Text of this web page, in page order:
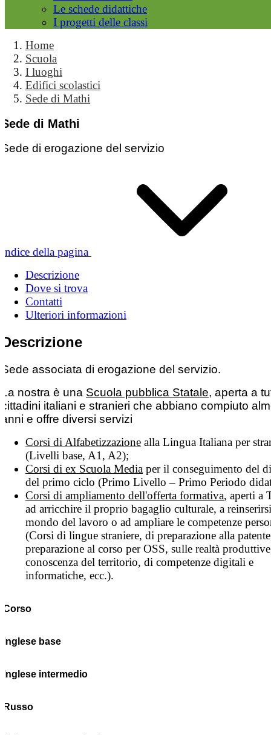
Le schede didattiche
I progetti delle classi
Home
Scuola
I luoghi
Edifici scolastici
Sede di Mathi
Sede di Mathi
Sede di erogazione del servizio
Indice della pagina
Descrizione
Dove si trova
Contatti
Ulteriori informazioni
Descrizione
Sede associata di erogazione del servizio.
La nostra è una Scuola pubblica Statale, aperta a
cittadini italiani e stranieri che abbiano compiuto
anni e offre diversi servizi
Corsi di Alfabetizzazione alla Lingua Italiana per
(Livelli base, A1, A2);
Corsi di ex Scuola Media per il conseguimento del
del primo ciclo (Primo Livello – Primo Periodo
Corsi di ampliamento dell'offerta formativa, aperti a
ad arricchire il proprio bagaglio culturale, a
mondo del lavoro o ad ampliare le competenze
(Corsi di lingue straniere, di preparazione alla
preparazione al corso per OSS, sulle realtà
conoscenza del territorio, di competenze digitali e
informatiche, ecc.).
Corso
Inglese base
Inglese intermedio
Russo